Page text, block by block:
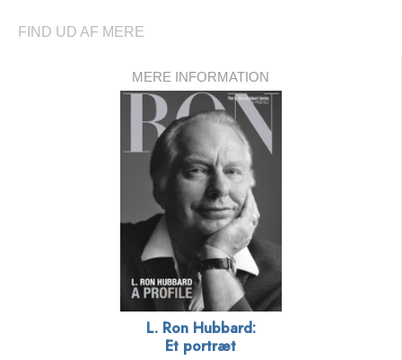
FIND UD AF MERE
MERE INFORMATION
L. Ron Hubbard:
Et portræt